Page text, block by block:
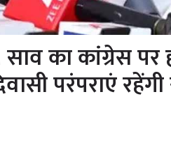
का कांग्रेस
परंपराएं